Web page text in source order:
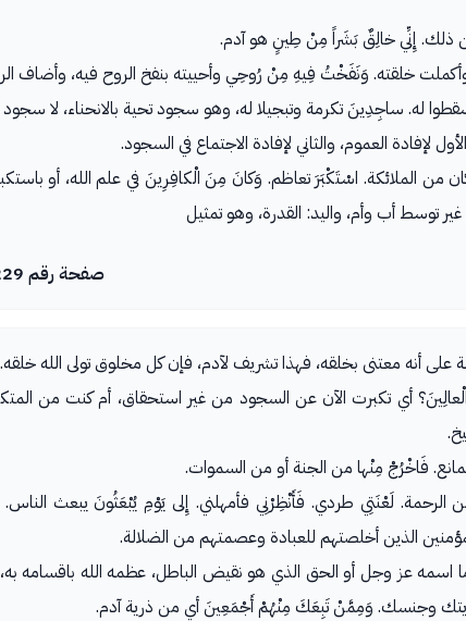
ذلك. إِنِّي خالِقٌ بَشَراً مِنْ طِينٍ هو آدم.
خلقته. وَنَفَخْتُ فِيهِ مِنْ رُوحِي وأحييته بنفخ الروح فيه، وأضاف
له. ساجِدِينَ تكرمة وتبجيلا له، وهو سجود تحية بالانحناء، لا
لإفادة العموم، والثاني لإفادة الاجتماع في السجود.
من الملائكة. اسْتَكْبَرَ تعاظم. وَكانَ مِنَ الْكافِرِينَ في علم الله، أو
توسط أب وأم، واليد: القدرة، وهو تمثيل
صفحة رقم 229
على أنه معتنى بخلقه، فهذا تشريف لآدم، فإن كل مخلوق تولى الله خلقه.
أي تكبرت الآن عن السجود من غير استحقاق، أم كنت من
فَاخْرُجْ مِنْها من الجنة أو من السموات.
لَعْنَتِي طردي. فَأَنْظِرْنِي فأمهلني. إِلى يَوْمِ يُبْعَثُونَ يبعث
الذين أخلصتهم للعبادة وعصمتهم من الضلالة.
اسمه عز وجل أو الحق الذي هو نقيض الباطل، عظمه الله
وجنسك. وَمِمَّنْ تَبِعَكَ مِنْهُمْ أَجْمَعِينَ أي من ذرية آدم.